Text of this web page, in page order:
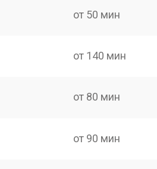
от 50 мин
от 140 мин
от 80 мин
от 90 мин